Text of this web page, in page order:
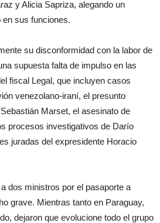
y Alicia Sapriza, alegando un
sus funciones.
su disconformidad con la labor de
supuesta falta de impulso en las
fiscal Legal, que incluyen casos
venezolano-iraní, el presunto
Marset, el asesinato de
procesos investigativos de Darío
juradas del expresidente Horacio
dos ministros por el pasaporte a
grave. Mientras tanto en Paraguay,
dejaron que evolucione todo el grupo